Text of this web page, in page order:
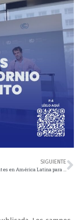
SIGUIENTE
Tareas pendientes en América Latina para avanzar en la acción climática